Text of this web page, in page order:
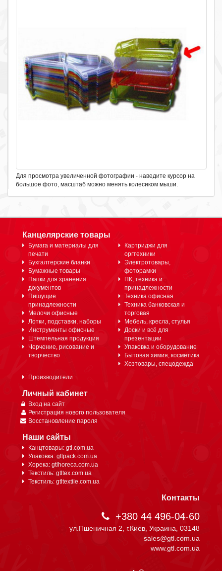
Для просмотра увеличенной фотографии - наведите курсор на
большое фото, масштаб можно менять колесиком мыши.
Канцелярские товары
Бумага и материалы для
печати
Бухгалтерские бланки
Бумажные товары
Папки для хранения
документов
Пишущие
принадлежности
Мелочи офисные
Лотки, подставки, наборы
Инструменты офисные
Штемпельная продукция
Черчение, рисование и
творчество
Картриджи для
оргтехники
Электротовары,
фоторамки
ПК, техника и
принадлежности
Техника офисная
Техника банковская и
торговая
Мебель, кресла, стулья
Доски и всё для
презентации
Упаковка и оборудование
Бытовая химия, косметика
Хозтовары, спецодежда
Производители
Личный кабинет
Вход на сайт
Регистрация нового пользователя
Восстановление пароля
Наши сайты
Канцтовары: gtl.com.ua
Упаковка: gtlpack.com.ua
Хорека: gtlhoreca.com.ua
Текстиль: gtltex.com.ua
Текстиль: gtltextile.com.ua
Контакты
+380 44 496-04-60
ул.Пшеничная 2, г.Киев, Украина, 03148
sales@gtl.com.ua
www.gtl.com.ua